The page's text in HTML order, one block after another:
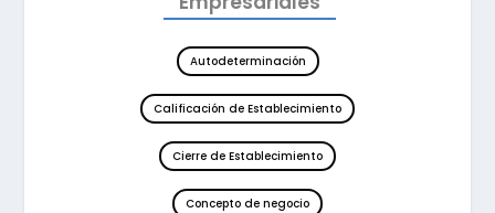
Autodeterminación
Calificación de Establecimiento
Cierre de Establecimiento
Concepto de negocio